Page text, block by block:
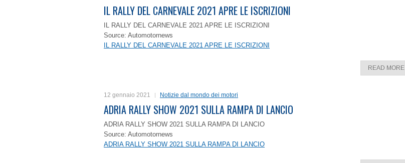
IL RALLY DEL CARNEVALE 2021 APRE LE ISCRIZIONI
IL RALLY DEL CARNEVALE 2021 APRE LE ISCRIZIONI
Source: Automotornews
IL RALLY DEL CARNEVALE 2021 APRE LE ISCRIZIONI
READ MORE
12 gennaio 2021 Notizie dal mondo dei motori
ADRIA RALLY SHOW 2021 SULLA RAMPA DI LANCIO
ADRIA RALLY SHOW 2021 SULLA RAMPA DI LANCIO
Source: Automotornews
ADRIA RALLY SHOW 2021 SULLA RAMPA DI LANCIO